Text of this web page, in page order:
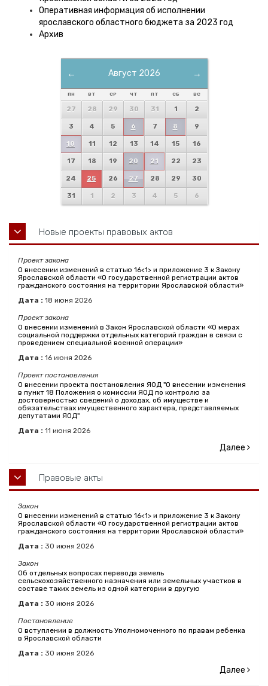
Оперативная информация об исполнении
ярославского областного бюджета за 2023 год
Архив
← →
Август 2026
ПН ВТ СР ЧТ ПТ СБ ВС
27 28 29 30 31 1 2
3 4 5 6 7 8 9
10 11 12 13 14 15 16
17 18 19 20 21 22 23
24 25 26 27 28 29 30
31 1 2 3 4 5 6
Новые проекты правовых актов
Проект закона
О внесении изменений в статью 16<1> и приложение 3 к Закону
Ярославской области «О государственной регистрации актов
гражданского состояния на территории Ярославской области»
Дата : 18 июня 2026
Проект закона
О внесении изменений в Закон Ярославской области «О мерах
социальной поддержки отдельных категорий граждан в связи с
проведением специальной военной операции»
Дата : 16 июня 2026
Проект постановления
О внесении проекта постановления ЯОД "О внесении изменения
в пункт 18 Положения о комиссии ЯОД по контролю за
достоверностью сведений о доходах, об имуществе и
обязательствах имущественного характера, представляемых
депутатами ЯОД"
Дата : 11 июня 2026
Далее
Правовые акты
Закон
О внесении изменений в статью 16<1> и приложение 3 к Закону
Ярославской области «О государственной регистрации актов
гражданского состояния на территории Ярославской области»
Дата : 30 июня 2026
Закон
Об отдельных вопросах перевода земель
сельскохозяйственного назначения или земельных участков в
составе таких земель из одной категории в другую
Дата : 30 июня 2026
Постановление
О вступлении в должность Уполномоченного по правам ребенка
в Ярославской области
Дата : 30 июня 2026
Далее